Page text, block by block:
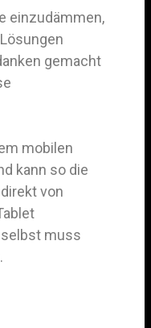
einzudämmen,
gemacht
mobilen
kann so die
von
muss